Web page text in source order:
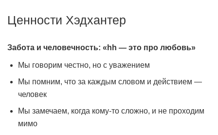
Ценности Хэдхантер
Забота и человечность: «hh — это про любовь»
Мы говорим честно, но с уважением
Мы помним, что за каждым словом и действием —
человек
Мы замечаем, когда кому-то сложно, и не проходим
мимо